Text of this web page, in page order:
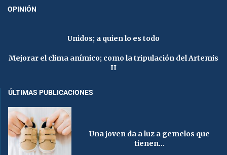
OPINIÓN
Unidos; a quien lo es todo
Mejorar el clima anímico; como la tripulación del Artemis
II
ÚLTIMAS PUBLICACIONES
Una joven da a luz a gemelos que
tienen...